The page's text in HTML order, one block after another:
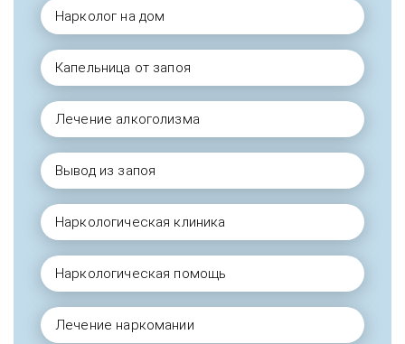
Нарколог на дом
Капельница от запоя
Лечение алкоголизма
Вывод из запоя
Наркологическая клиника
Наркологическая помощь
Лечение наркомании